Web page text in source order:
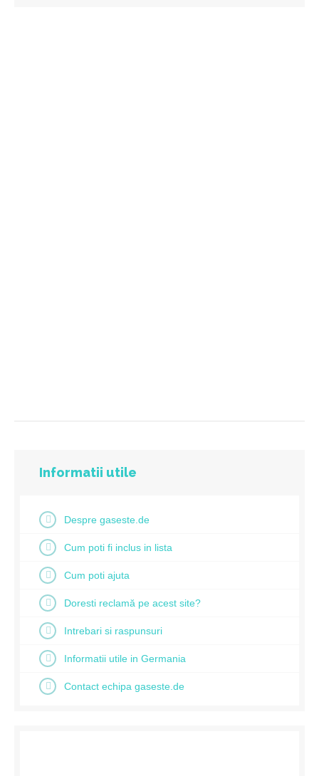
Informatii utile
Despre gaseste.de
Cum poti fi inclus in lista
Cum poti ajuta
Doresti reclamă pe acest site?
Intrebari si raspunsuri
Informatii utile in Germania
Contact echipa gaseste.de